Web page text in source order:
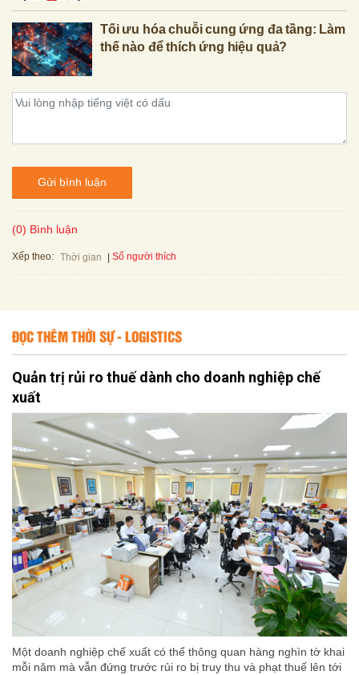
Tối ưu hóa chuỗi cung ứng đa tầng: Làm
thế nào để thích ứng hiệu quả?
Gửi bình luận
(0) Bình luận
Xếp theo: Thời gian Số người thích
ĐỌC THÊM THỜI SỰ - LOGISTICS
Quản trị rủi ro thuế dành cho doanh nghiệp chế
xuất
Một doanh nghiệp chế xuất có thể thông quan hàng nghìn tờ khai
mỗi năm mà vẫn đứng trước rủi ro bị truy thu và phạt thuế lên tới